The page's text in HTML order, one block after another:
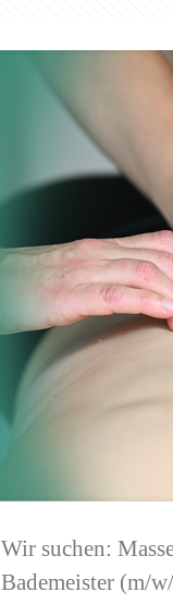
Wir suchen:
Bademeister (m/